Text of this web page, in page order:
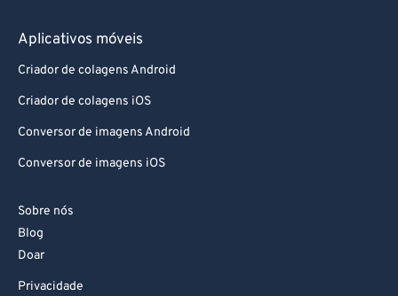
Aplicativos móveis
Criador de colagens Android
Criador de colagens iOS
Conversor de imagens Android
Conversor de imagens iOS
Sobre nós
Blog
Doar
Privacidade